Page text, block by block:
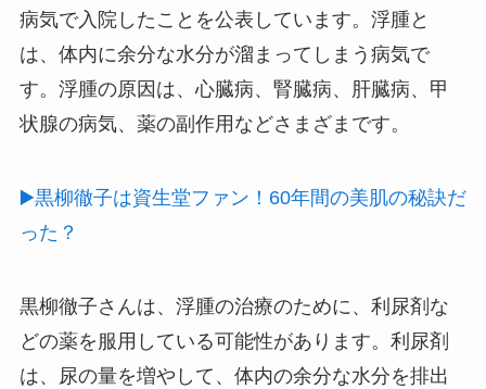
病気で入院したことを公表しています。浮腫と
は、体内に余分な水分が溜まってしまう病気で
す。浮腫の原因は、心臓病、腎臓病、肝臓病、甲
状腺の病気、薬の副作用などさまざまです。
▶️黒柳徹子は資生堂ファン！60年間の美肌の秘訣だ
った？
黒柳徹子さんは、浮腫の治療のために、利尿剤な
どの薬を服用している可能性があります。利尿剤
は、尿の量を増やして、体内の余分な水分を排出